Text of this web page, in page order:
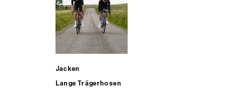
Jacken
Lange Trägerhosen
ALLE TRIATHLONARTIKEL FÜR MÄNNER KAUFEN